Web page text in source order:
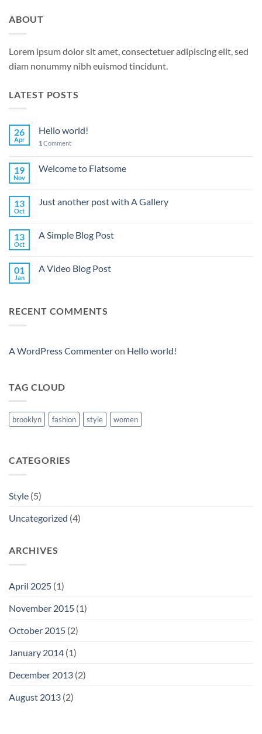
ABOUT
Lorem ipsum dolor sit amet, consectetuer adipiscing elit, sed
diam nonummy nibh euismod tincidunt.
LATEST POSTS
26
Apr
Hello world!
1 Comment
19
Nov
Welcome to Flatsome
13
Oct
Just another post with A Gallery
13
Oct
A Simple Blog Post
01
Jan
A Video Blog Post
RECENT COMMENTS
A WordPress Commenteron Hello world!
TAG CLOUD
brooklyn fashion style women
CATEGORIES
Style (5)
Uncategorized (4)
ARCHIVES
April 2025 (1)
November 2015 (1)
October 2015 (2)
January 2014 (1)
December 2013 (2)
August 2013 (2)